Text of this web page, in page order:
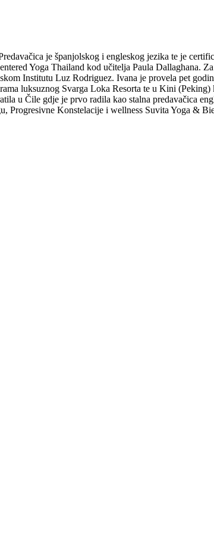
je španjolskog i engleskog jezika te je
Yoga Thailand kod učitelja Paula Dallaghana.
Institutu Luz Rodriguez. Ivana je provela pet
luksuznog Svarga Loka Resorta te u Kini
u Čile gdje je prvo radila kao stalna predavačica
Progresivne Konstelacije i wellness Suvita Yoga &